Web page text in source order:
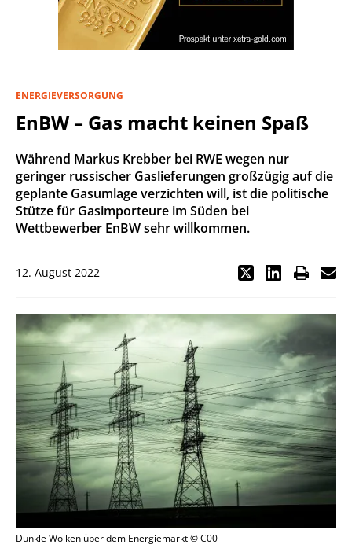
ENERGIEVERSORGUNG
EnBW – Gas macht keinen Spaß
Während Markus Krebber bei RWE wegen nur
geringer russischer Gaslieferungen großzügig auf die
geplante Gasumlage verzichten will, ist die politische
Stütze für Gasimporteure im Süden bei
Wettbewerber EnBW sehr willkommen.
12. August 2022
Dunkle Wolken über dem Energiemarkt © C00